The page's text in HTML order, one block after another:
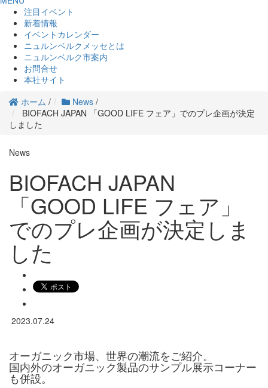
注目イベント
新着情報
イベントカレンダー
ニュルンベルクメッセとは
ニュルンベルク市案内
お問合せ
本社サイト
ホーム / News /
BIOFACH JAPAN 「GOOD LIFE フェア」でのプレ企画が決定
しました
News
BIOFACH JAPAN
「GOOD LIFE フェア」
でのプレ企画が決定しま
した
2023.07.24
オーガニック市場、世界の潮流をご紹介。
国内外のオーガニック製品のサンプル展示コーナー
も併設。